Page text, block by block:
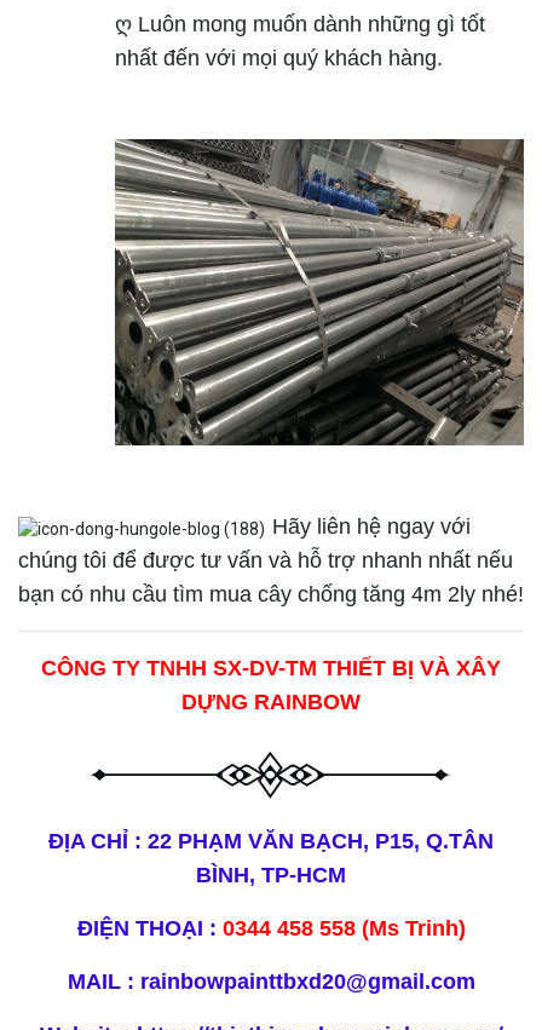
ღ Luôn mong muốn dành những gì tốt
nhất đến với mọi quý khách hàng.
Hãy liên hệ ngay với
chúng tôi để được tư vấn và hỗ trợ nhanh nhất nếu
bạn có nhu cầu tìm mua cây chống tăng 4m 2ly nhé!
CÔNG TY TNHH SX-DV-TM THIẾT BỊ VÀ XÂY
DỰNG RAINBOW
ĐỊA CHỈ : 22 PHẠM VĂN BẠCH, P15, Q.TÂN
BÌNH, TP-HCM
ĐIỆN THOẠI : 0344 458 558 (Ms Trinh)
MAIL : rainbowpainttbxd20@gmail.com